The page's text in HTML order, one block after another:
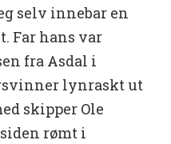
selv innebar en
Far hans var
fra Asdal i
lynraskt ut
skipper Ole
siden rømt i